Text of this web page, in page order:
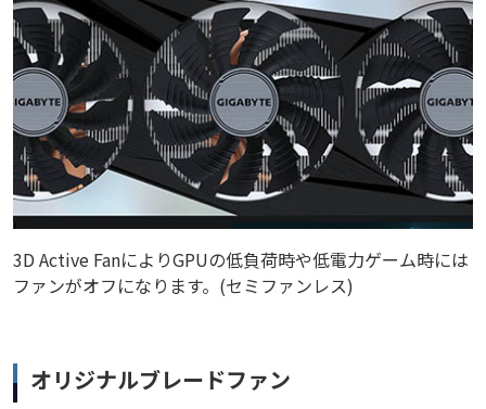
3D Active FanによりGPUの低負荷時や低電力ゲーム時には
ファンがオフになります。(セミファンレス)
オリジナルブレードファン